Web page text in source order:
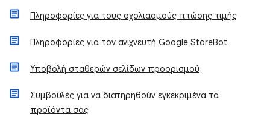
Πληροφορίες για τους σχολιασμούς πτώσης τιμής
Πληροφορίες για τον ανιχνευτή Google StoreBot
Υποβολή σταθερών σελίδων προορισμού
Συμβουλές για να διατηρηθούν εγκεκριμένα τα
προϊόντα σας